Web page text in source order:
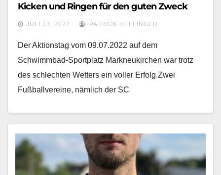
Kicken und Ringen für den guten Zweck
JULI 13, 2022 PATRICK HELLINGER
Der Aktionstag vom 09.07.2022 auf dem
Schwimmbad-Sportplatz Markneukirchen war trotz
des schlechten Wetters ein voller Erfolg.Zwei
Fußballvereine, nämlich der SC